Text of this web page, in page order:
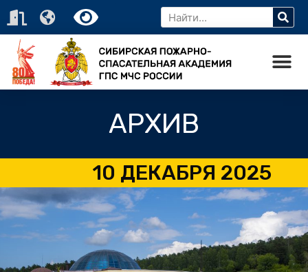
АРХИВ
10 ДЕКАБРЯ 2025